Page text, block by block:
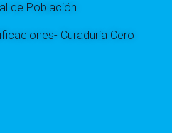
de Población
Curaduría Cero